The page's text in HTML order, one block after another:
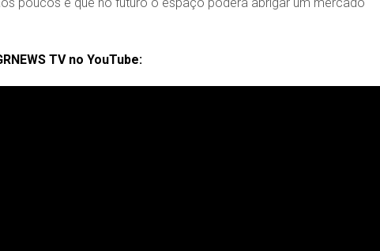
poucos e que no futuro o espaço poderá abrigar um mercado
TV no YouTube: